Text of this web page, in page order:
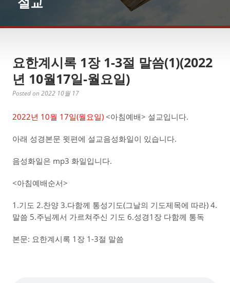
요한계시록 1장 1-3절 말씀(1)(2022
년 10월17일-월요일)
Posted on 2022 10월 17
2022년 10월 17일(월요일) <아침예배> 설교입니다.
아래 성경본문 윗편에 설교음성화일이 있습니다.
음성화일은 mp3 화일입니다.
<아침예배순서>
1.기도 2.찬양 3.다함께 통성기도(그날의 기도제목에 따라) 4.
말씀 5.주님께서 가르쳐주신 기도 6.성경1장 다함께 통독
본문: 요한계시록 1장 1-3절 말씀